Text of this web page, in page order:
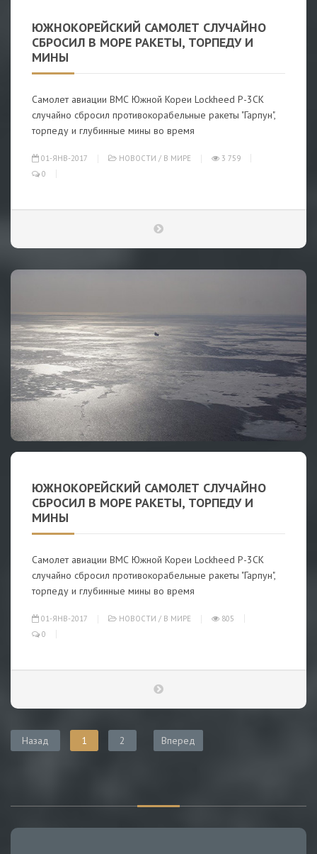
ЮЖНОКОРЕЙСКИЙ САМОЛЕТ СЛУЧАЙНО
СБРОСИЛ В МОРЕ РАКЕТЫ, ТОРПЕДУ И
МИНЫ
Самолет авиации ВМС Южной Кореи Lockheed P-3CK
случайно сбросил противокорабельные ракеты "Гарпун",
торпеду и глубинные мины во время
01-ЯНВ-2017 НОВОСТИ / В МИРЕ
3 759
0
ЮЖНОКОРЕЙСКИЙ САМОЛЕТ СЛУЧАЙНО
СБРОСИЛ В МОРЕ РАКЕТЫ, ТОРПЕДУ И
МИНЫ
Самолет авиации ВМС Южной Кореи Lockheed P-3CK
случайно сбросил противокорабельные ракеты "Гарпун",
торпеду и глубинные мины во время
01-ЯНВ-2017 НОВОСТИ / В МИРЕ
805
0
Назад 1 2 Вперед